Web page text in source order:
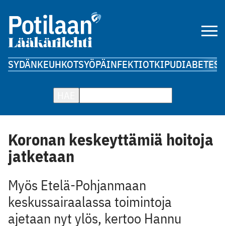
SYDÄNKEUHKOTSYÖPÄINFEKTIOTKIPUDIABETES
Koronan keskeyttämiä hoitoja
jatketaan
Myös Etelä-Pohjanmaan
keskussairaalassa toimintoja
ajetaan nyt ylös, kertoo Hannu